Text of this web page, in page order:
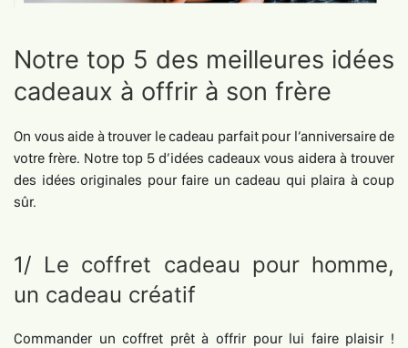
Notre top 5 des meilleures idées
cadeaux à offrir à son frère
On vous aide à trouver le cadeau parfait pour l’anniversaire de
votre frère. Notre top 5 d’idées cadeaux vous aidera à trouver
des idées originales pour faire un cadeau qui plaira à coup
sûr.
1/ Le coffret cadeau pour homme,
un cadeau créatif
Commander un coffret prêt à offrir pour lui faire plaisir !